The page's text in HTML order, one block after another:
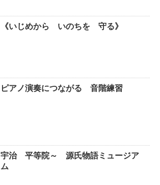
《いじめから いのちを 守る》
ピアノ演奏につながる 音階練習
宇治 平等院～ 源氏物語ミュージア
ム